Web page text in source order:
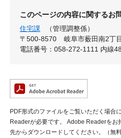
このページの内容に関するお
住宅課
（管理調整係）
〒500-8570
岐阜市薮田南2
電話番号：058-272-1111 内線
PDF形式のファイルをご覧いただく場合
Readerが必要です。
Adobe Readerをお
先からダウンロードしてください。（無料